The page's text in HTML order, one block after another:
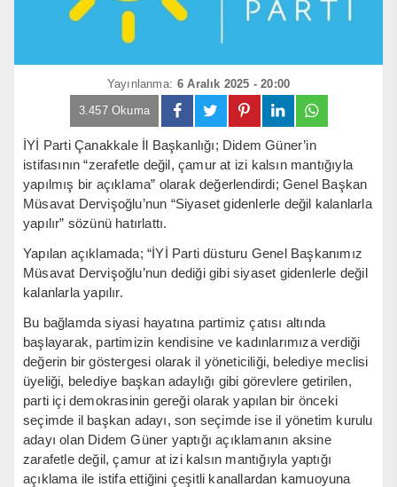
Yayınlanma: 6 Aralık 2025 - 20:00
3.457 Okuma
İYİ Parti Çanakkale İl Başkanlığı; Didem Güner’in
istifasının “zerafetle değil, çamur at izi kalsın mantığıyla
yapılmış bir açıklama” olarak değerlendirdi; Genel Başkan
Müsavat Dervişoğlu’nun “Siyaset gidenlerle değil kalanlarla
yapılır” sözünü hatırlattı.
Yapılan açıklamada; “İYİ Parti düsturu Genel Başkanımız
Müsavat Dervişoğlu’nun dediği gibi siyaset gidenlerle değil
kalanlarla yapılır.
Bu bağlamda siyasi hayatına partimiz çatısı altında
başlayarak, partimizin kendisine ve kadınlarımıza verdiği
değerin bir göstergesi olarak il yöneticiliği, belediye meclisi
üyeliği, belediye başkan adaylığı gibi görevlere getirilen,
parti içi demokrasinin gereği olarak yapılan bir önceki
seçimde il başkan adayı, son seçimde ise il yönetim kurulu
adayı olan Didem Güner yaptığı açıklamanın aksine
zarafetle değil, çamur at izi kalsın mantığıyla yaptığı
açıklama ile istifa ettiğini çeşitli kanallardan kamuoyuna